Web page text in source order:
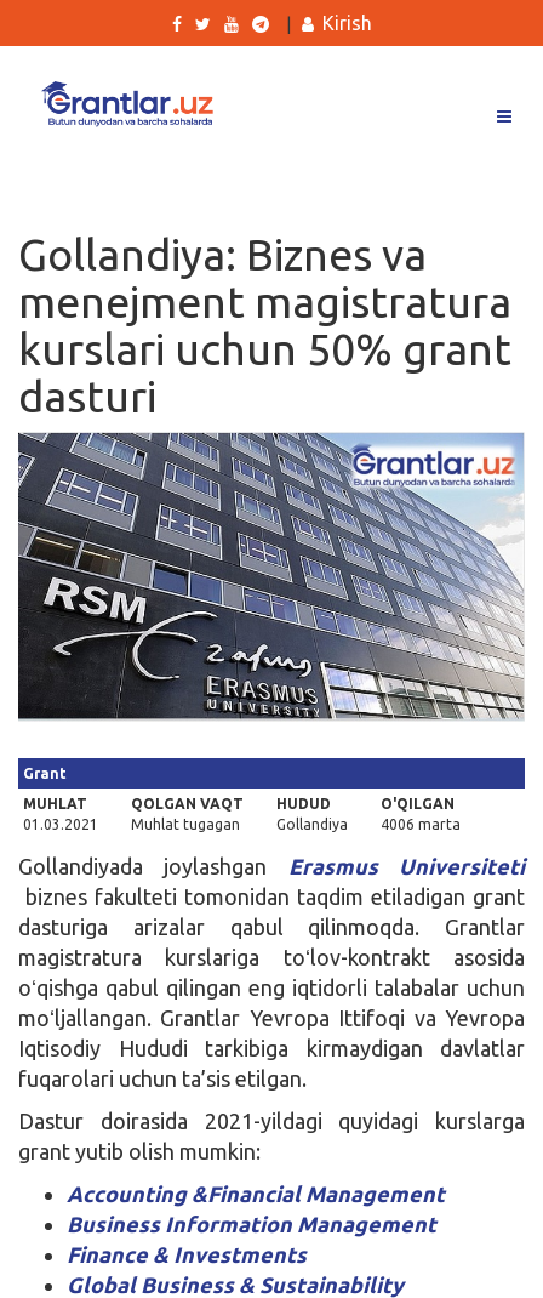
Ishlar
Kurslar
Blog
Yana
Qidirish
Kirish
Kirish
Gollandiya: Biznes va
menejment magistratura
kurslari uchun 50% grant
dasturi
Grant
MUHLAT
01.03.2021
QOLGAN VAQT
Muhlat tugagan
HUDUD
Gollandiya
O'QILGAN
4006 marta
Gollandiyada joylashgan
Erasmus Universiteti
biznes fakulteti tomonidan taqdim etiladigan grant
dasturiga arizalar qabul qilinmoqda. Grantlar
magistratura kurslariga toʻlov-kontrakt asosida
oʻqishga qabul qilingan eng iqtidorli talabalar uchun
moʻljallangan. Grantlar Yevropa Ittifoqi va Yevropa
Iqtisodiy Hududi tarkibiga kirmaydigan davlatlar
fuqarolari uchun ta’sis etilgan.
Dastur doirasida 2021-yildagi quyidagi kurslarga
grant yutib olish mumkin:
Accounting &Financial Management
Business Information Management
Finance & Investments
Global Business & Sustainability